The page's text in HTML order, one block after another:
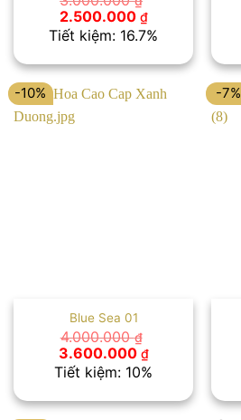
Giá
gốc
là:
2.500.000 ₫Giá
hiện
tại
2.500.000 ₫.
Tiết kiệm: 16.7%
-10%
Blue Sea 01
4.000.000₫
Giá
gốc
là:
3.600.000 ₫Giá
hiện
tại
3.600.000 ₫.
Tiết kiệm: 10%
-7%